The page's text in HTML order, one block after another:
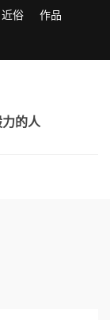
近俗 作品
的人